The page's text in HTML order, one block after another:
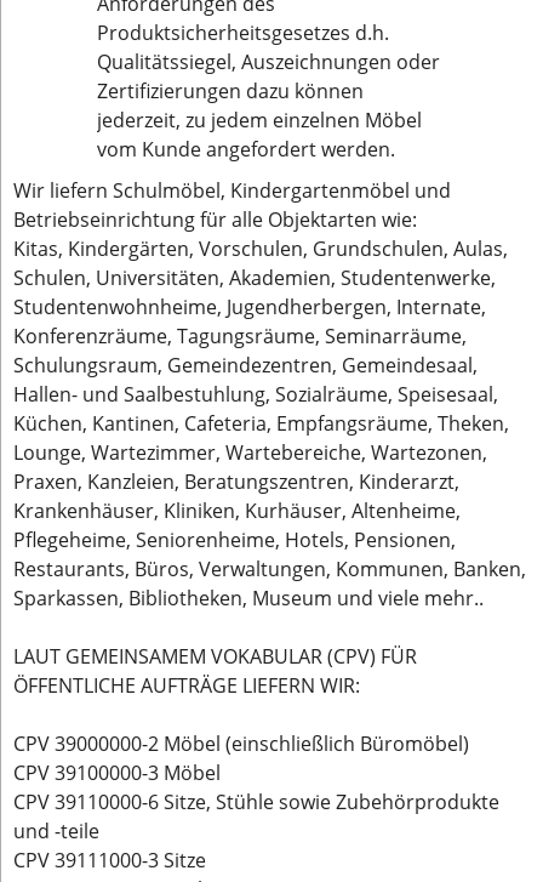
Produktsicherheitsgesetzes d.h.
Qualitätssiegel, Auszeichnungen oder
Zertifizierungen dazu können
jederzeit, zu jedem einzelnen Möbel
vom Kunde angefordert werden.
Wir liefern Schulmöbel, Kindergartenmöbel und
Betriebseinrichtung für alle Objektarten wie:
Kitas, Kindergärten, Vorschulen, Grundschulen, Aulas,
Schulen, Universitäten, Akademien, Studentenwerke,
Studentenwohnheime, Jugendherbergen, Internate,
Konferenzräume, Tagungsräume, Seminarräume,
Schulungsraum, Gemeindezentren, Gemeindesaal,
Hallen- und Saalbestuhlung, Sozialräume, Speisesaal,
Küchen, Kantinen, Cafeteria, Empfangsräume, Theken,
Lounge, Wartezimmer, Wartebereiche, Wartezonen,
Praxen, Kanzleien, Beratungszentren, Kinderarzt,
Krankenhäuser, Kliniken, Kurhäuser, Altenheime,
Pflegeheime, Seniorenheime, Hotels, Pensionen,
Restaurants, Büros, Verwaltungen, Kommunen, Banken,
Sparkassen, Bibliotheken, Museum und viele mehr..
LAUT GEMEINSAMEM VOKABULAR (CPV) FÜR
ÖFFENTLICHE AUFTRÄGE LIEFERN WIR:
CPV 39000000-2 Möbel (einschließlich Büromöbel)
CPV 39100000-3 Möbel
CPV 39110000-6 Sitze, Stühle sowie Zubehörprodukte
und -teile
CPV 39111000-3 Sitze